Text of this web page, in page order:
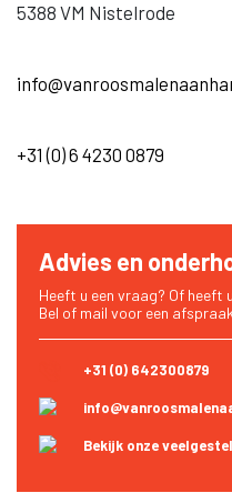
5388 VM Nistelrode
+31 (0) 6 4230 0879
Advies en
Heeft u een vraag? Of heeft
Bel of mail voor een afspraak
+31 (0) 642300879
Bekijk onze